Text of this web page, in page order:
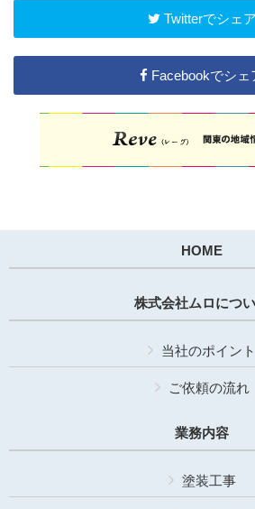
Twitterでシェア
Facebookでシェ
HOME
株式会社ムロにつ
当社のポイント
ご依頼の流れ
業務内容
塗装工事